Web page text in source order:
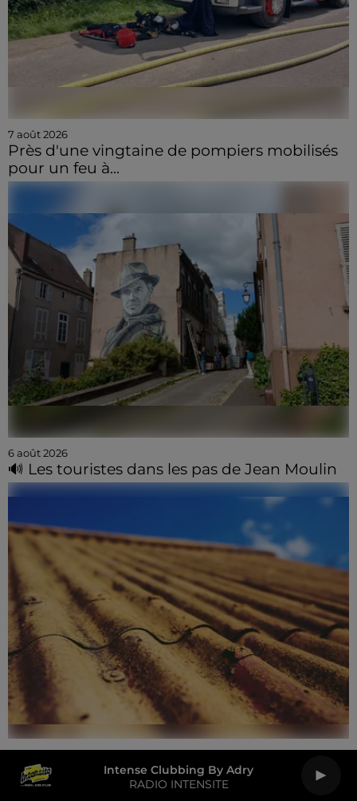
Intense Clubbing By Adry
RADIO INTENSITE
7 août 2026
Près d'une vingtaine de pompiers mobilisés
pour un feu à...
6 août 2026
🔊 Les touristes dans les pas de Jean Moulin
6 août 2026
Le SICTOM BBI collecte vos déchets
amiantés